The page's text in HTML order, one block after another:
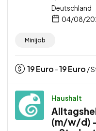
Deutschland
04/08/
Minijob
19Euro -19Euro /
Haushalt
(m/w/d)